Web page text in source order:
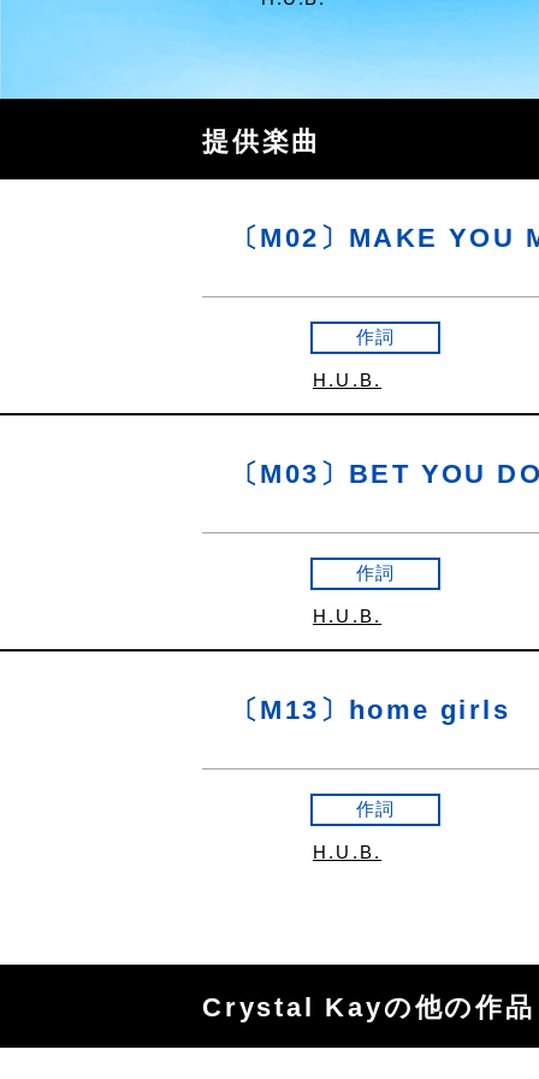
提供楽曲
〔M02〕MAKE YOU
作詞
H.U.B.
〔M03〕BET YOU
作詞
H.U.B.
〔M13〕home girls
作詞
H.U.B.
Crystal Kayの他の作品